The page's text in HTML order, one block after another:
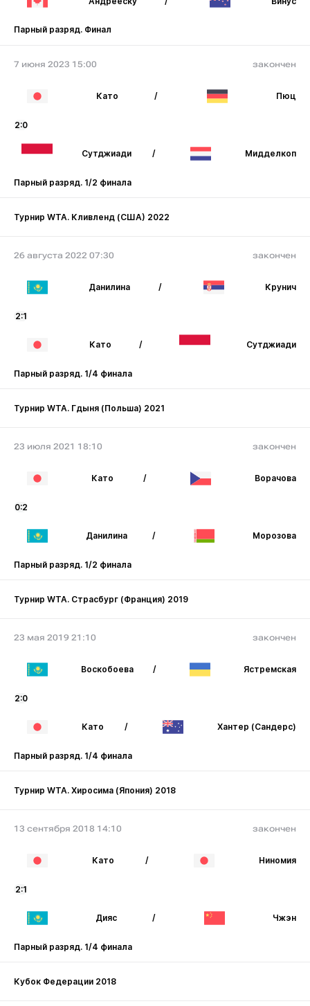
Парный разряд. Финал
7 июня 2023 15:00 закончен
Като / Пюц
2:0
Сутджиади / Мидделкоп
Парный разряд. 1/2 финала
Турнир WTA. Кливленд (США) 2022
26 августа 2022 07:30 закончен
Данилина / Крунич
2:1
Като / Сутджиади
Парный разряд. 1/4 финала
Турнир WTA. Гдыня (Польша) 2021
23 июля 2021 18:10 закончен
Като / Ворачова
0:2
Данилина / Морозова
Парный разряд. 1/2 финала
Турнир WTA. Страсбург (Франция) 2019
23 мая 2019 21:10 закончен
Воскобоева / Ястремская
2:0
Като / Хантер (Сандерс)
Парный разряд. 1/4 финала
Турнир WTA. Хиросима (Япония) 2018
13 сентября 2018 14:10 закончен
Като / Ниномия
2:1
Дияс / Чжэн
Парный разряд. 1/4 финала
Кубок Федерации 2018